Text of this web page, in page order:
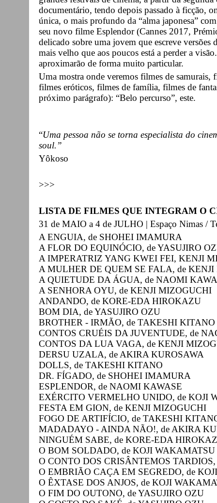
documentário, tendo depois passado à ficção,
única, o mais profundo da “alma japonesa”
seu novo filme Esplendor (Cannes 2017,
delicado sobre uma jovem que escreve
mais velho que aos poucos está a perder a
aproximarão de forma muito particular.
Uma mostra onde veremos filmes de samurais,
filmes eróticos, filmes de família, filmes de
próximo parágrafo): “Belo percurso”, este.
“Uma pessoa não se torna especialista do
soul.”
Yôkoso
>>>
LISTA DE FILMES QUE INTEGRAM O
31 de MAIO a 4 de JULHO | Espaço Nimas /
A ENGUIA, de SHOHEI IMAMURA
A FLOR DO EQUINÓCIO, de YASUJIRO
A IMPERATRIZ YANG KWEI FEI, KENJI
A MULHER DE QUEM SE FALA, de
A QUIETUDE DA ÁGUA, de NAOMI
A SENHORA OYU, de KENJI MIZOGUCHI
ANDANDO, de KORE-EDA HIROKAZU
BOM DIA, de YASUJIRO OZU
BROTHER - IRMÃO, de TAKESHI KITANO
CONTOS CRUÉIS DA JUVENTUDE, de
CONTOS DA LUA VAGA, de KENJI
DERSU UZALA, de AKIRA KUROSAWA
DOLLS, de TAKESHI KITANO
DR. FÍGADO, de SHOHEI IMAMURA
ESPLENDOR, de NAOMI KAWASE
EXÉRCITO VERMELHO UNIDO, de KOJI
FESTA EM GION, de KENJI MIZOGUCHI
FOGO DE ARTIFÍCIO, de TAKESHI
MADADAYO - AINDA NÃO!, de AKIRA
NINGUÉM SABE, de KORE-EDA
O BOM SOLDADO, de KOJI WAKAMATSU
O CONTO DOS CRISÂNTEMOS
O EMBRIÃO CAÇA EM SEGREDO, de
O ÊXTASE DOS ANJOS, de KOJI
O FIM DO OUTONO, de YASUJIRO OZU